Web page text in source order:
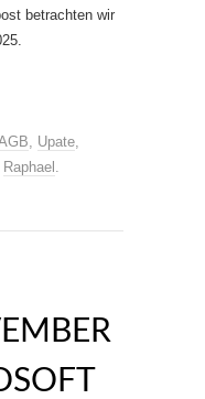
betrachten wir
, Upate,
Raphael .